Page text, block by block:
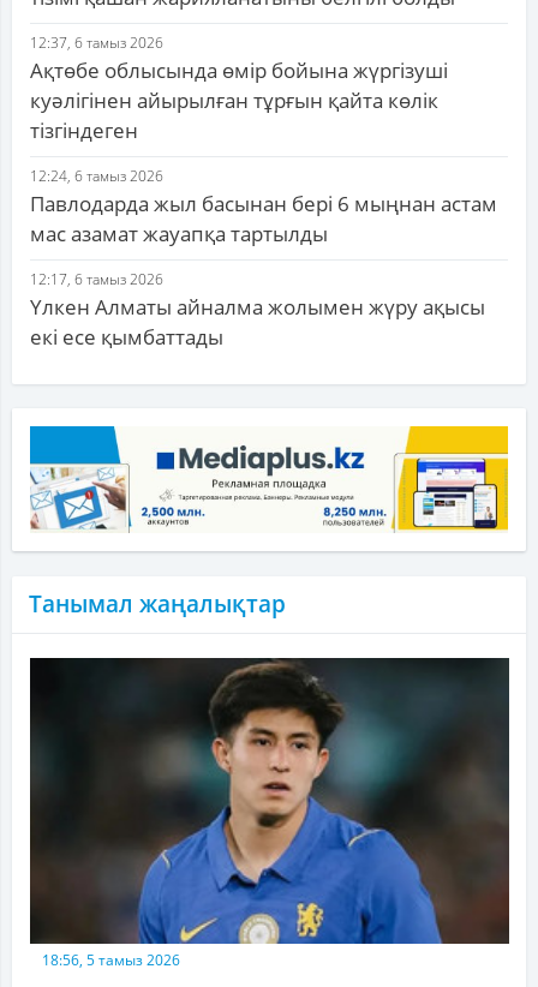
12:37, 6 тамыз 2026
Ақтөбе облысында өмір бойына жүргізуші
куәлігінен айырылған тұрғын қайта көлік
тізгіндеген
12:24, 6 тамыз 2026
Павлодарда жыл басынан бері 6 мыңнан астам
мас азамат жауапқа тартылды
12:17, 6 тамыз 2026
Үлкен Алматы айналма жолымен жүру ақысы
екі есе қымбаттады
Танымал жаңалықтар
18:56, 5 тамыз 2026